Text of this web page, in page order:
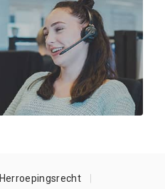
Herroepingsrecht